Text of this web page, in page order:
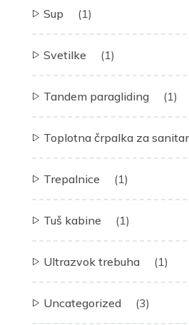
Sup (1)
Svetilke (1)
Tandem paragliding (1)
Toplotna črpalka za
Trepalnice (1)
Tuš kabine (1)
Ultrazvok trebuha (1)
Uncategorized (3)